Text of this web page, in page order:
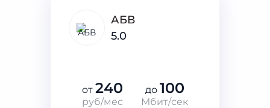
АБВ
5.0
от 240
руб/мес
до 100
Мбит/сек